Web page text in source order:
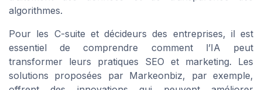
algorithmes.
Pour les C-suite et décideurs des entreprises, il est
essentiel de comprendre comment l’IA peut
transformer leurs pratiques SEO et marketing. Les
solutions proposées par Markeonbiz, par exemple,